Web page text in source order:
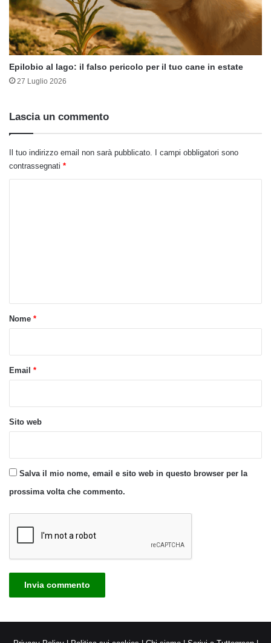
Epilobio al lago: il falso pericolo per il tuo cane in estate
27 Luglio 2026
Lascia un commento
Il tuo indirizzo email non sarà pubblicato.
I campi obbligatori sono
contrassegnati *
oNome *
Email *
Sito web
Salva il mio nome, email e sito web in questo browser per la
prossima volta che commento.